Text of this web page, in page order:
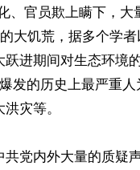
、官员欺上瞒下，
大饥荒，据多个学
跃进期间对生态环境
发的历史上最严重人
灾等。
共党内外大量的质疑